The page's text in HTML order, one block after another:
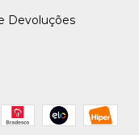
Devoluções